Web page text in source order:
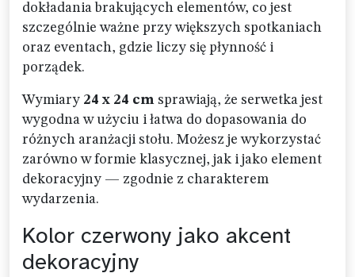
dokładania brakujących elementów, co jest
szczególnie ważne przy większych spotkaniach
oraz eventach, gdzie liczy się płynność i
porządek.
Wymiary 24 x 24 cm sprawiają, że serwetka jest
wygodna w użyciu i łatwa do dopasowania do
różnych aranżacji stołu. Możesz je wykorzystać
zarówno w formie klasycznej, jak i jako element
dekoracyjny — zgodnie z charakterem
wydarzenia.
Kolor czerwony jako akcent
dekoracyjny